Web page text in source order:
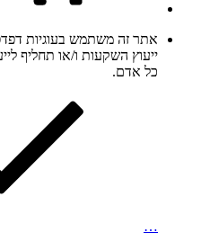
אתר זה משתמש בעוגיות
ייעוץ השקעות ו/או תחליף
כל אדם.
…